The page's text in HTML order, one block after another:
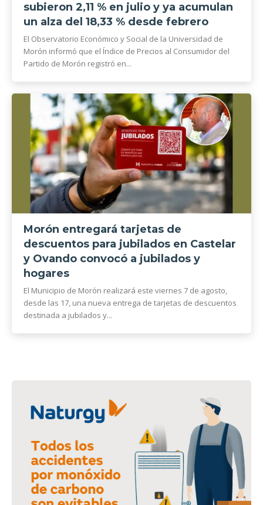
subieron 2,11 % en julio y ya acumulan
un alza del 18,33 % desde febrero
El Observatorio Económico y Social de la Universidad de
Morón informó que el Índice de Precios al Consumidor del
Partido de Morón registró en...
Morón entregará tarjetas de
descuentos para jubilados en Castelar
y Ovando convocó a jubilados y
hogares
El Municipio de Morón realizará este viernes 7 de agosto,
desde las 17, una nueva entrega de tarjetas de descuentos
destinada a jubilados y...